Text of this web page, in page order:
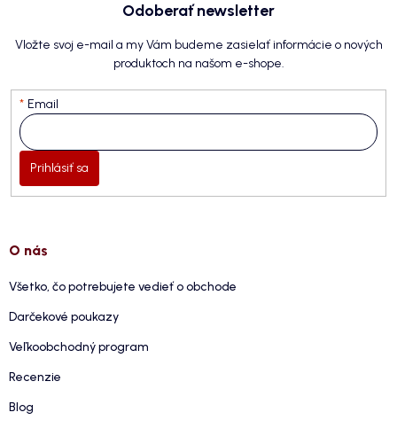
Odoberať newsletter
Vložte svoj e-mail a my Vám budeme zasielať informácie o nových
produktoch na našom e-shope.
Email
Prihlásiť sa
O nás
Všetko, čo potrebujete vedieť o obchode
Darčekové poukazy
Veľkoobchodný program
Recenzie
Blog